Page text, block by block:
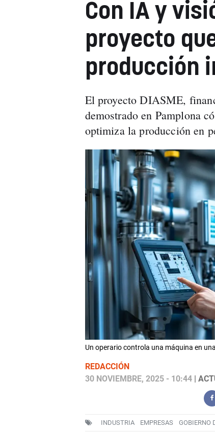
Con IA y
proyecto
producción
El proyecto DIASME,
demostrado en Pamplona
optimiza la producción en
Un operario controla una máquina en
REDACCIÓN
30 NOVIEMBRE, 2025 - 10:44|
INDUSTRIA EMPRESAS GOBIERNO